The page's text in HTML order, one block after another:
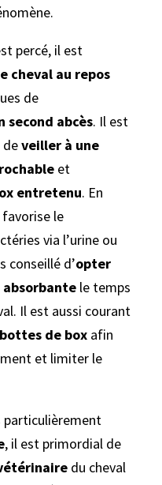
percé, il est
cheval au repos
de
second abcès. Il est
veiller à une
et
entretenu. En
favorise le
via l’urine ou
conseillé d’opter
le temps
Il est aussi courant
bottes de box afin
et limiter le
particulièrement
, il est primordial de
du cheval